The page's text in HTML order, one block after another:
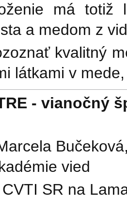
má totiž
a medom z
kvalitný
látkami v
- vianočný
vied
CVTI SR na